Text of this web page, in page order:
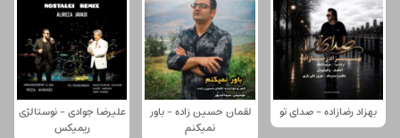
بهزاد رضازاده - صدای تو
لقمان حسین زاده - باور
نمیکنم
علیرضا جوادی - نوستالژی
ریمیکس